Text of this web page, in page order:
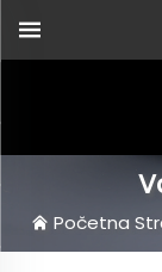
Početna